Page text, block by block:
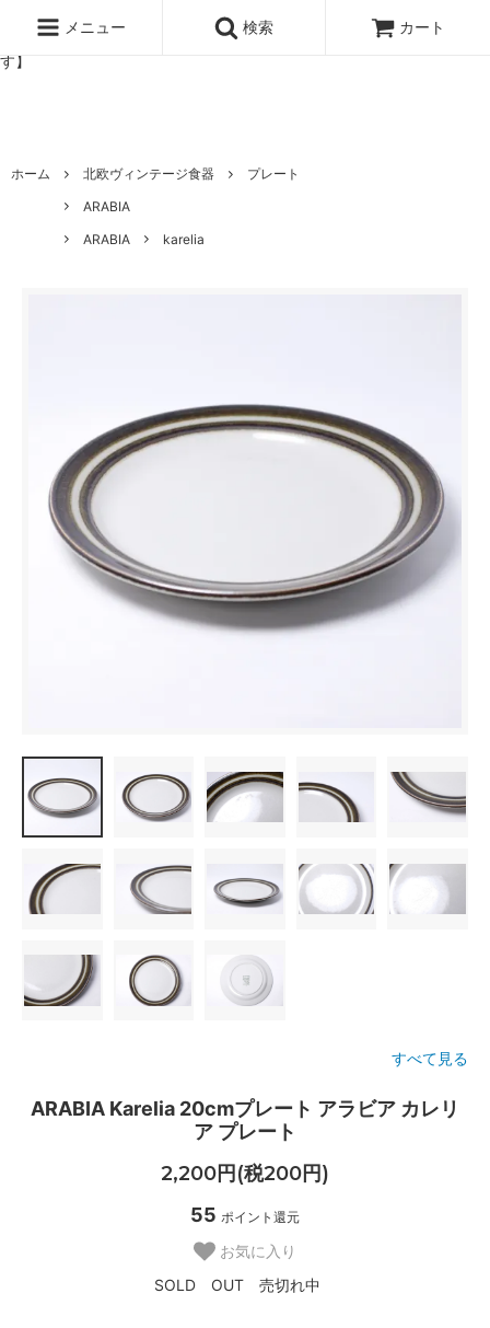
ッタのオンラインストア【アラビア,クイストゴーなどの北欧ヴィンテ
ージ食器,雅峰窯やソルテグラスジュエリーなどの作家の作品が並びま
す】
メニュー 検索 カート
ホーム 北欧ヴィンテージ食器
プレート
ARABIA
ARABIA
karelia
すべて見る
ARABIA Karelia 20cmプレート アラビア カレリ
ア プレート
2,200円(税200円)
55 ポイント還元
お気に入り
SOLD OUT 売切れ中